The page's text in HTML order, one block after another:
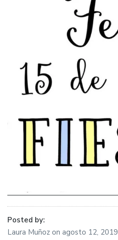
Posted by:
Laura Muñoz on agosto 12, 2019